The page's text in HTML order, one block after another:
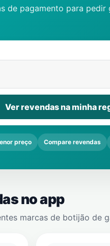
de pagamento para pedir
Ver revendas na minha
preço Compare revendas
no app
marcas de botijão de